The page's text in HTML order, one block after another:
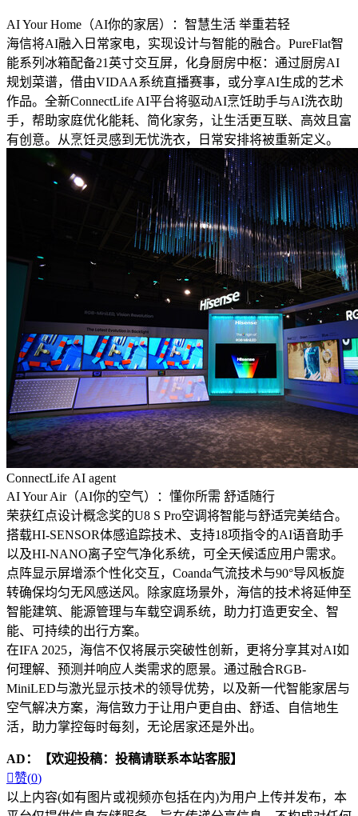
AI Your Home（AI你的家居）：智慧生活 举重若轻
海信将AI融入日常家电，实现设计与智能的融合。PureFlat智
能系列冰箱配备21英寸交互屏，化身厨房中枢：通过厨房AI
规划菜谱，借由VIDAA系统直播赛事，或分享AI生成的艺术
作品。全新ConnectLife AI平台将驱动AI烹饪助手与AI洗衣助
手，帮助家庭优化能耗、简化家务，让生活更互联、高效且富
有创意。从烹饪灵感到无忧洗衣，日常安排将被重新定义。
ConnectLife AI agent
AI Your Air（AI你的空气）：懂你所需 舒适随行
荣获红点设计概念奖的U8 S Pro空调将智能与舒适完美结合。
搭载HI-SENSOR体感追踪技术、支持18项指令的AI语音助手
以及HI-NANO离子空气净化系统，可全天候适应用户需求。
点阵显示屏增添个性化交互，Coanda气流技术与90°导风板旋
转确保均匀无风感送风。除家庭场景外，海信的技术将延伸至
智能建筑、能源管理与车载空调系统，助力打造更安全、智
能、可持续的出行方案。
在IFA 2025，海信不仅将展示突破性创新，更将分享其对AI如
何理解、预测并响应人类需求的愿景。通过融合RGB-
MiniLED与激光显示技术的领导优势，以及新一代智能家居与
空气解决方案，海信致力于让用户更自由、舒适、自信地生
活，助力掌控每时每刻，无论居家还是外出。
AD：
【欢迎投稿：投稿请联系本站客服】
赞(0)
以上内容(如有图片或视频亦包括在内)为用户上传并发布，本